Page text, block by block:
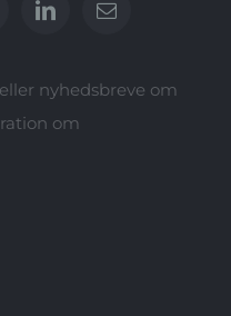
nyhedsbreve om
om